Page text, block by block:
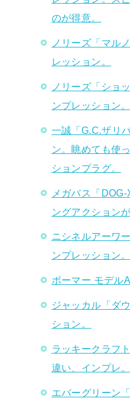
のが得意。
ノリーズ「マル
レッション。
ノリーズ「ショ
ンプレッション。
一誠「G.C.ザリ
ン。眺めても使
ションプラグ。
メガバス「
ングアクション
ニシネルアーワ
ンプレッション。
ボーマー モデル
ジャッカル「ダ
ション。
ラッキークラフ
違い、インプレ。
エバーグリーン